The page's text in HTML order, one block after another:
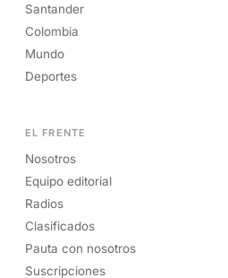
Santander
Colombia
Mundo
Deportes
EL FRENTE
Nosotros
Equipo editorial
Radios
Clasificados
Pauta con nosotros
Suscripciones